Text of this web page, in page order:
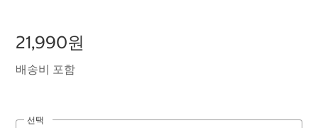
21,990원
배송비 포함
선택